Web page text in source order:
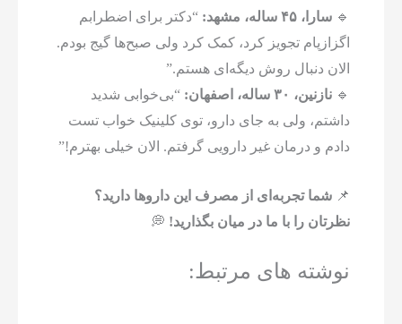
🔹سارا، ۴۵ ساله، مشهد:
“دکتر برای اضطرابم
اگزازپام تجویز کرد، کمک کرد ولی صبح‌ها گیج بودم.
الان دنبال روش دیگه‌ای هستم.”
🔹نازنین، ۳۰ ساله، اصفهان:
“بی‌خوابی شدید
داشتم، ولی به جای دارو، توی کلینیک خواب تست
دادم و درمان غیر دارویی گرفتم. الان خیلی بهترم!”
📌شما تجربه‌ای از مصرف این داروها دارید؟
نظرتان را با ما در میان بگذارید! 💭
نوشته های مرتبط: